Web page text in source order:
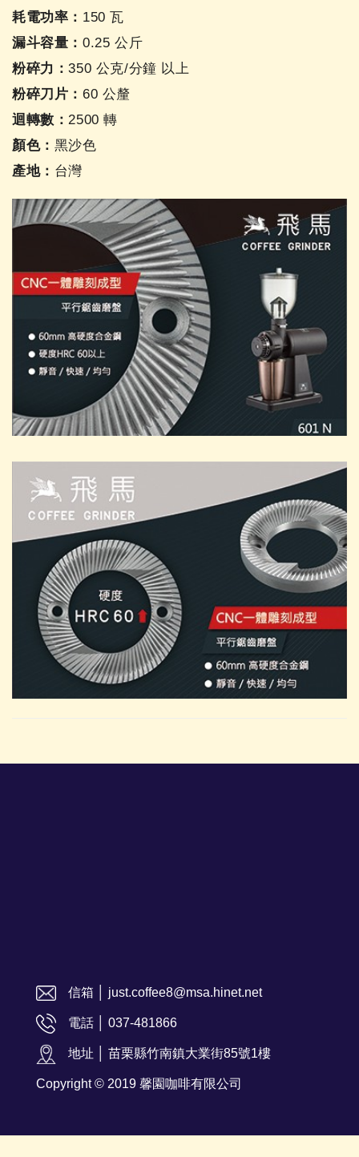
耗電功率： 150 瓦
漏斗容量： 0.25 公斤
粉碎力：350 公克/分鐘 以上
粉碎刀片： 60 公釐
迴轉數：2500 轉
顏色： 黑沙色
產地： 台灣
信箱 │ just.coffee8@msa.hinet.net
電話 │ 037-481866
地址 │ 苗栗縣竹南鎮大業街85號1樓
Copyright © 2019 馨園咖啡有限公司